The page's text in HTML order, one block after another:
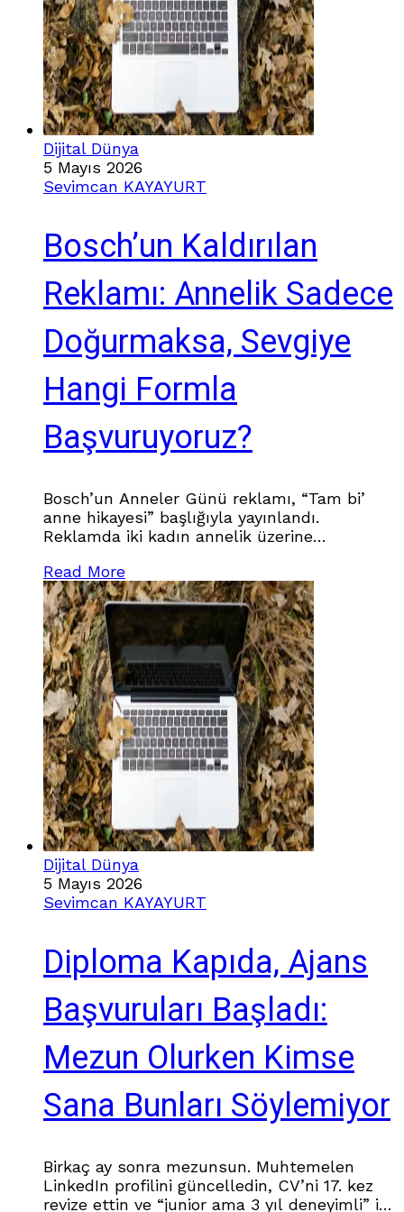
Dijital Dünya
5 Mayıs 2026
Sevimcan KAYAYURT
Bosch’un Kaldırılan
Reklamı: Annelik Sadece
Doğurmaksa, Sevgiye
Hangi Formla
Başvuruyoruz?
Bosch’un Anneler Günü reklamı, “Tam bi’
anne hikayesi” başlığıyla yayınlandı.
Reklamda iki kadın annelik üzerine
“çocuk” diye bahsettiği varlığın evcil hayvanı
olduğu anlaşılıyordu. Mesaj da oldukça netti:
“Bir ömür kalbinde taşıdığında da anne
olursun.” Sonra ne oldu?Türkiye, yine çok
önemli bir eşiği başarıyla geçti: Bir reklam
filminden ulusal varoluş
Read More
Dijital Dünya
5 Mayıs 2026
Sevimcan KAYAYURT
Diploma Kapıda, Ajans
Başvuruları Başladı:
Mezun Olurken Kimse
Sana Bunları Söylemiyor
Birkaç ay sonra mezunsun. Muhtemelen
LinkedIn profilini güncelledin, CV’ni 17. kez
revize ettin ve “junior ama 3 yıl deneyimli” iş